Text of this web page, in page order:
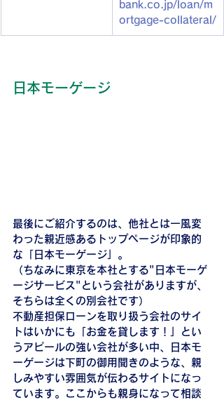
bank.co.jp/loan/m
ortgage-collateral/
日本モーゲージ
最後にご紹介するのは、他社とは一風変
わった親近感あるトップページが印象的
な「日本モーゲージ」。
（ちなみに東京を本社とする"日本モーゲ
ージサービス"という会社がありますが、
そちらは全くの別会社です）
不動産担保ローンを取り扱う会社のサイ
トはいかにも「お金を貸します！」とい
うアピールの強い会社が多い中、日本モ
ーゲージは下町の御用聞きのような、親
しみやすい雰囲気が伝わるサイトになっ
ています。ここからも親身になって相談